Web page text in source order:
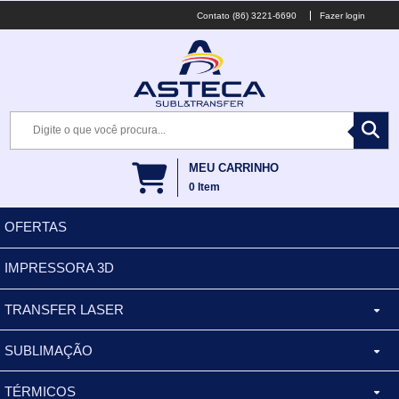
(86) 3221-6690 Fazer login
MEU CARRINHO
0 Item
OFERTAS
IMPRESSORA 3D
TRANSFER LASER
CANECA ALUMINIO
BALDES
SUBLIMAÇÃO
XÍCARA
TÉRMICOS